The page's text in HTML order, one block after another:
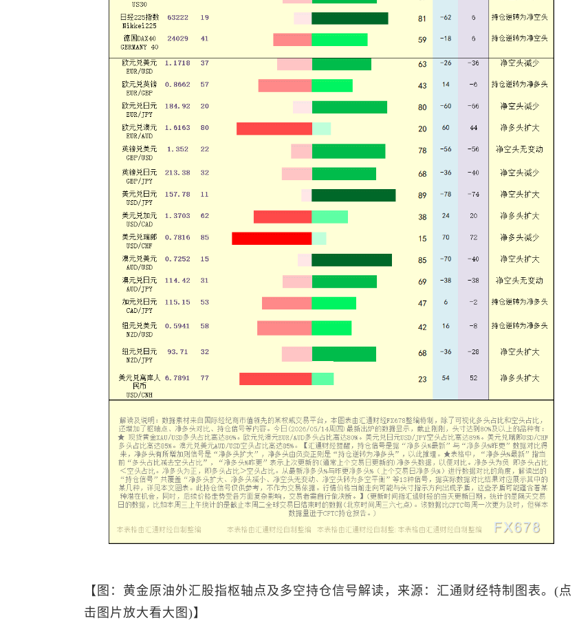
【图：黄金原油外汇股指枢轴点及多空持仓信号解读，来源：汇通财经特制图表。(点
击图片放大看大图)】